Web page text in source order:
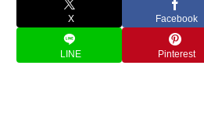
X Facebook
LINE Pinterest